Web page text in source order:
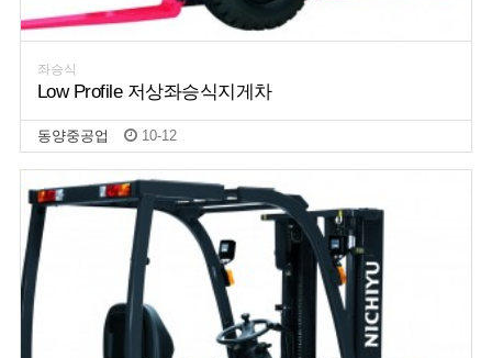
좌승식
Low Profile 저상좌승식지게차
동양중공업 10-12